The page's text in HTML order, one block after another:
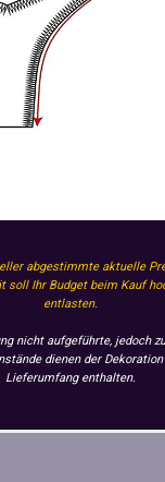
abgestimmte aktuelle
soll Ihr Budget beim Kauf
entlasten.
nicht aufgeführte, jedoch
dienen der
Lieferumfang enthalten.